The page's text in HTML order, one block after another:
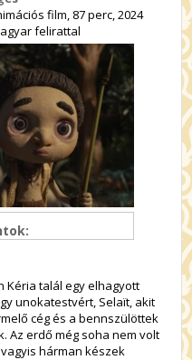
film, 87 perc, 2024
felirattal
Kéria talál egy elhagyott
unokatestvért, Selaït, akit
cég és a bennszülöttek
Az erdő még soha nem volt
hárman készek